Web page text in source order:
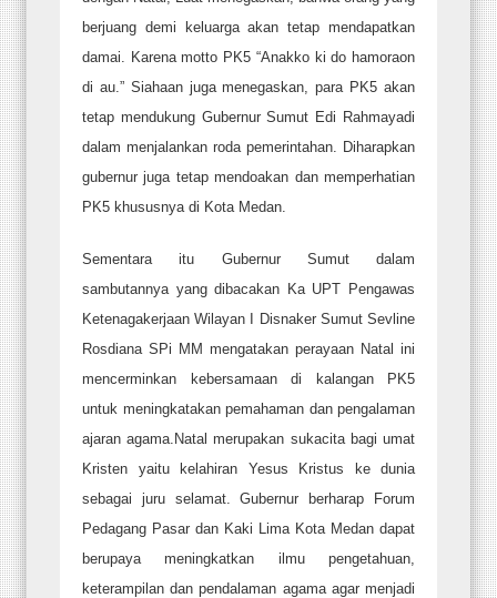
berjuang demi keluarga akan tetap mendapatkan
damai. Karena motto PK5 “Anakko ki do hamoraon
di au.” Siahaan juga menegaskan, para PK5 akan
tetap mendukung Gubernur Sumut Edi Rahmayadi
dalam menjalankan roda pemerintahan. Diharapkan
gubernur juga tetap mendoakan dan memperhatian
PK5 khususnya di Kota Medan.
Sementara itu Gubernur Sumut dalam
sambutannya yang dibacakan Ka UPT Pengawas
Ketenagakerjaan Wilayan I Disnaker Sumut Sevline
Rosdiana SPi MM mengatakan perayaan Natal ini
mencerminkan kebersamaan di kalangan PK5
untuk meningkatakan pemahaman dan pengalaman
ajaran agama.Natal merupakan sukacita bagi umat
Kristen yaitu kelahiran Yesus Kristus ke dunia
sebagai juru selamat. Gubernur berharap Forum
Pedagang Pasar dan Kaki Lima Kota Medan dapat
berupaya meningkatkan ilmu pengetahuan,
keterampilan dan pendalaman agama agar menjadi